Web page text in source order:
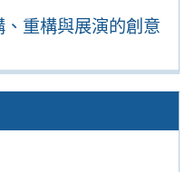
、重構與展演的創意